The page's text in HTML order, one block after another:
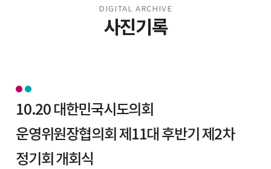
DIGITAL ARCHIVE
사진기록
10.20 대한민국시도의회
운영위원장협의회 제11대 후반기 제2차
정기회 개회식